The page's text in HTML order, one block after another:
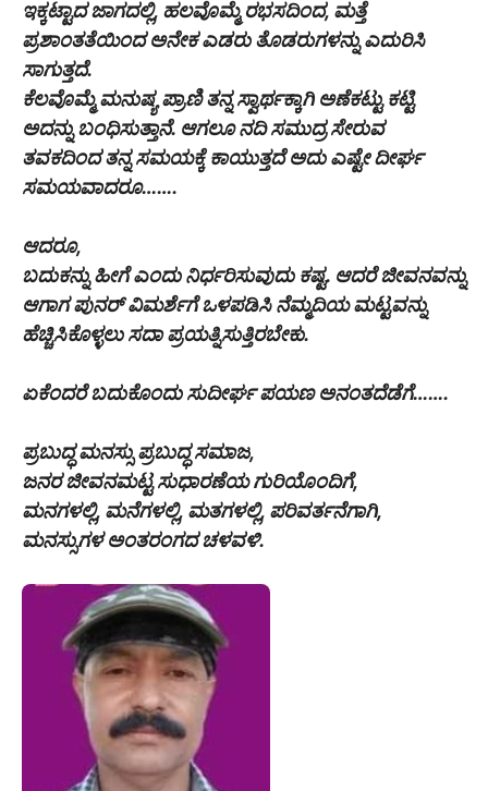
ಇಕ್ಕಟ್ಟಾದ ಜಾಗದಲ್ಲಿ, ಹಲವೊಮ್ಮೆ ರಭಸದಿಂದ, ಮತ್ತೆ
ಪ್ರಶಾಂತತೆಯಿಂದ ಅನೇಕ ಎಡರು ತೊಡರುಗಳನ್ನು ಎದುರಿಸಿ
ಸಾಗುತ್ತದೆ.
ಕೆಲವೊಮ್ಮೆ ಮನುಷ್ಯ ಪ್ರಾಣಿ ತನ್ನ ಸ್ವಾರ್ಥಕ್ಕಾಗಿ ಅಣೆಕಟ್ಟು ಕಟ್ಟಿ
ಅದನ್ನು ಬಂಧಿಸುತ್ತಾನೆ. ಆಗಲೂ ನದಿ ಸಮುದ್ರ ಸೇರುವ
ತವಕದಿಂದ ತನ್ನ ಸಮಯಕ್ಕೆ ಕಾಯುತ್ತದೆ ಅದು ಎಷ್ಟೇ ದೀರ್ಘ
ಸಮಯವಾದರೂ…….
ಆದರೂ,
ಬದುಕನ್ನು ಹೀಗೆ ಎಂದು ನಿರ್ಧರಿಸುವುದು ಕಷ್ಟ. ಆದರೆ ಜೀವನವನ್ನು
ಆಗಾಗ ಪುನರ್ ವಿಮರ್ಶೆಗೆ ಒಳಪಡಿಸಿ ನೆಮ್ಮದಿಯ ಮಟ್ಟವನ್ನು
ಹೆಚ್ಚಿಸಿಕೊಳ್ಳಲು ಸದಾ ಪ್ರಯತ್ನಿಸುತ್ತಿರಬೇಕು.
ಏಕೆಂದರೆ ಬದುಕೊಂದು ಸುದೀರ್ಘ ಪಯಣ ಅನಂತದೆಡೆಗೆ…….
ಪ್ರಬುದ್ಧ ಮನಸ್ಸು ಪ್ರಬುದ್ಧ ಸಮಾಜ,
ಜನರ ಜೀವನಮಟ್ಟ ಸುಧಾರಣೆಯ ಗುರಿಯೊಂದಿಗೆ,
ಮನಗಳಲ್ಲಿ, ಮನೆಗಳಲ್ಲಿ, ಮತಗಳಲ್ಲಿ, ಪರಿವರ್ತನೆಗಾಗಿ,
ಮನಸ್ಸುಗಳ ಅಂತರಂಗದ ಚಳವಳಿ.